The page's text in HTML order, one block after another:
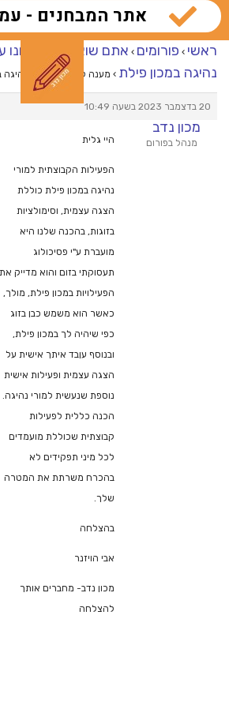
אתר המבחנים -
ראשי › פורומים › אתם שואלים – אנחנו
נהיגה במכון פילת › מענה ל־הכנה למורי נהיגה
20 בדצמבר 2023 בשעה 10:49
מכון נדב
מנהל בפורום היי גלית
הפעילות הקבוצתית למורי
נהיגה במכון פילת כוללת
הצגה עצמית, וסימולציות
בזוגות, בהכנה שלנו היא
מועברת ע"י פסיכולוג
תעסוקתי בזום והוא מדייק את
הפעילויות במכון פילת, מולך,
כאשר הוא משמש כבן בזוג
כפי שיהיה לך במכון פילת,
ובנוסף עןבד איתך אישית על
הצגה עצמית ופעילות אישית
נוספת שנעשית למורי נהיגה.
הכנה כללית לפעילות
קבוצתית שכוללת מועמדים
לכל מיני תפקידים לא
בהכרח משרתת את המטרה
שלך.
בהצלחה
אבי הויזנר
מכון נדב- מחברים אותך
להצלחה